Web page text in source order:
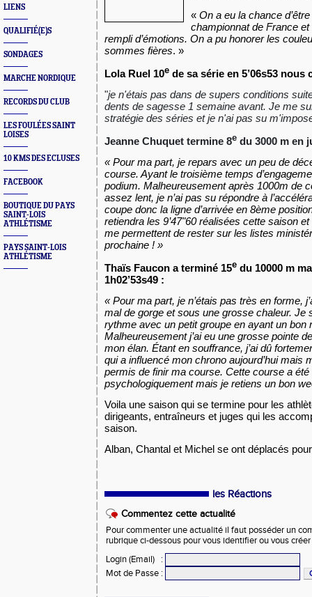
LIENS
QUALIFIÉ(E)S
SONDAGES
MARCHE NORDIQUE
RECORDS DU CLUB
LES FOULÉES SAINT
LOISES
10 KMS DES ECLUSES
FACEBOOK
BOUTIQUE DU PAYS
SAINT-LOIS
ATHLÉTISME
PAYS SAINT-LOIS
ATHLÉTISME
« On a eu la chance
championnat de France
rempli d’émotions. On a pu honorer les
sommes fières. »
Lola Ruel 10e de sa série en 5’06s53 nous
"je n'étais pas dans de supers conditions
dents de sagesse 1 semaine avant. Je me
stratégie des séries et je n'ai pas su
Jeanne Chuquet termine 8e du 3000 m en
« Pour ma part, je repars avec un peu de
course. Ayant le troisième temps
podium. Malheureusement après 1000m de
assez lent, je n’ai pas su répondre à
coupe donc la ligne d’arrivée en 8ème
retiendra les 9’47"60 réalisées cette saison
me permettent de rester sur les listes
prochaine ! »
Thaïs Faucon a terminé 15e du 10000 m
1h02’53s49 :
« Pour ma part, je n’étais pas très en forme,
mal de gorge et sous une grosse chaleur. Je
rythme avec un petit groupe en ayant un bon
Malheureusement j’ai eu une grosse pointe
mon élan. Étant en souffrance, j’ai dû
qui a influencé mon chrono aujourd’hui mais
permis de finir ma course. Cette course a
psychologiquement mais je retiens un bon
Voila une saison qui se termine pour les
dirigeants, entraîneurs et juges qui les
saison.
Alban, Chantal et Michel se ont déplacés
les Réactions
Commentez cette actualité
Pour commenter une actualité il faut posséder un
rubrique ci-dessous pour vous identifier ou vous
Login (Email)
:
Mot de Passe :